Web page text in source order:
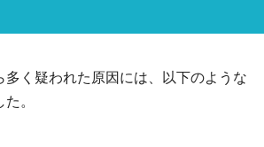
多く疑われた原因には、以下のような
。